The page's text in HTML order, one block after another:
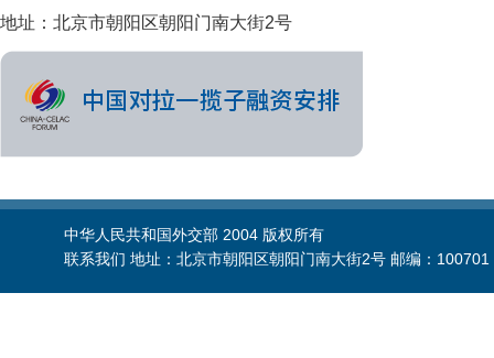
地址：北京市朝阳区朝阳门南大街2号
中华人民共和国外交部 2004 版权所有
联系我们 地址：北京市朝阳区朝阳门南大街2号 邮编：